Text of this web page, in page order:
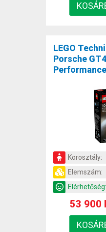
LEGO
Porsche
Korosztály:
Elemszám:
Elérhetőség:
53 900